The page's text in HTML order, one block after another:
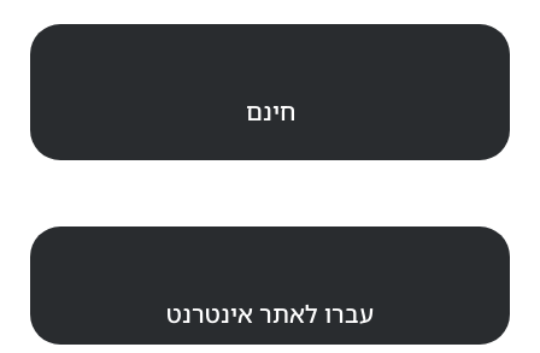
חינם
עברו לאתר אינטרנט